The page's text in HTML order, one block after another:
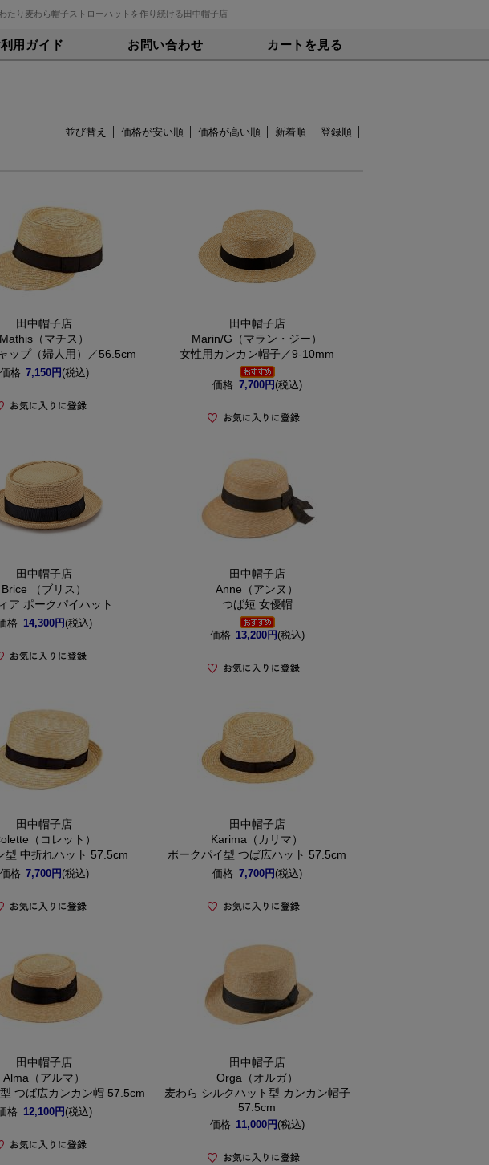
たり麦わら帽子ストローハットを作り続ける田中帽子店
用ガイド お問い合わせ カートを見る
並び替え 価格が安い順 価格が高い順 新着順 登録順
田中帽子店
Mathis（マチス）
ップ（婦人用）／56.5cm
価格 7,150円 (税込)
田中帽子店
Marin/G（マラン・ジー）
女性用カンカン帽子／9-10mm
価格 7,700円 (税込)
田中帽子店
Brice （ブリス）
ア ポークパイハット
格 14,300円 (税込)
田中帽子店
Anne（アンヌ）
つば短 女優帽
価格 13,200円 (税込)
田中帽子店
（コレット）
型 中折れハット 57.5cm
価格 7,700円 (税込)
田中帽子店
Karima（カリマ）
ポークパイ型 つば広ハット 57.5cm
価格 7,700円 (税込)
田中帽子店
Alma（アルマ）
つば広カンカン帽 57.5cm
格 12,100円 (税込)
田中帽子店
Orga（オルガ）
麦わら シルクハット型 カンカン帽子
57.5cm
価格 11,000円 (税込)